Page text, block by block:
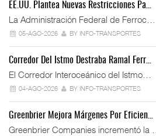
EE.UU. Plantea Nuevas Restricciones Pa…
La Administración Federal de Ferroc…
05-AGO-2026 BY INFO-TRANSPORTES
Corredor Del Istmo Destraba Ramal Ferr…
El Corredor Interoceánico del Istmo…
04-AGO-2026 BY INFO-TRANSPORTES
Greenbrier Mejora Márgenes Por Eficien…
Greenbrier Companies incrementó la …